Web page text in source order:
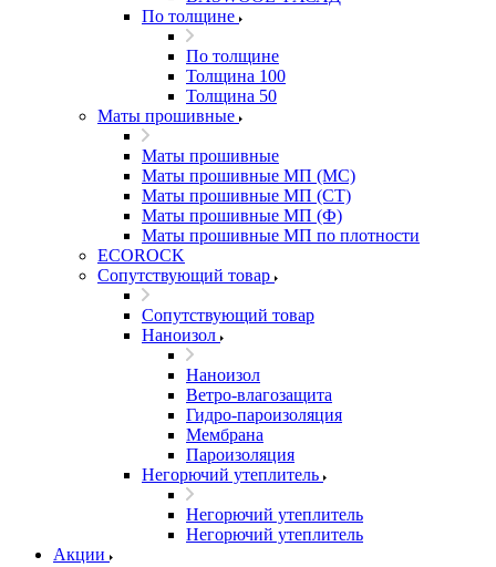
По толщине
По толщине
Толщина 100
Толщина 50
Маты прошивные
Маты прошивные
Маты прошивные МП (МС)
Маты прошивные МП (СТ)
Маты прошивные МП (Ф)
Маты прошивные МП по плотности
ECOROCK
Сопутствующий товар
Сопутствующий товар
Наноизол
Наноизол
Ветро-влагозащита
Гидро-пароизоляция
Мембрана
Пароизоляция
Негорючий утеплитель
Негорючий утеплитель
Негорючий утеплитель
Акции